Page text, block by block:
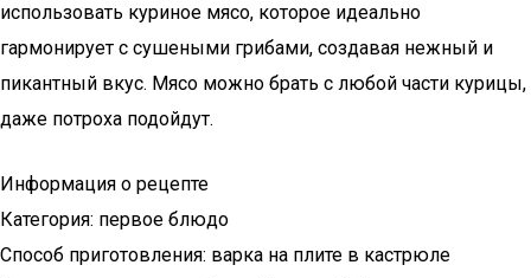
использовать куриное мясо, которое идеально
гармонирует с сушеными грибами, создавая нежный и
пикантный вкус. Мясо можно брать с любой части курицы,
даже потроха подойдут.
Информация о рецепте
Категория: первое блюдо
Способ приготовления: варка на плите в кастрюле